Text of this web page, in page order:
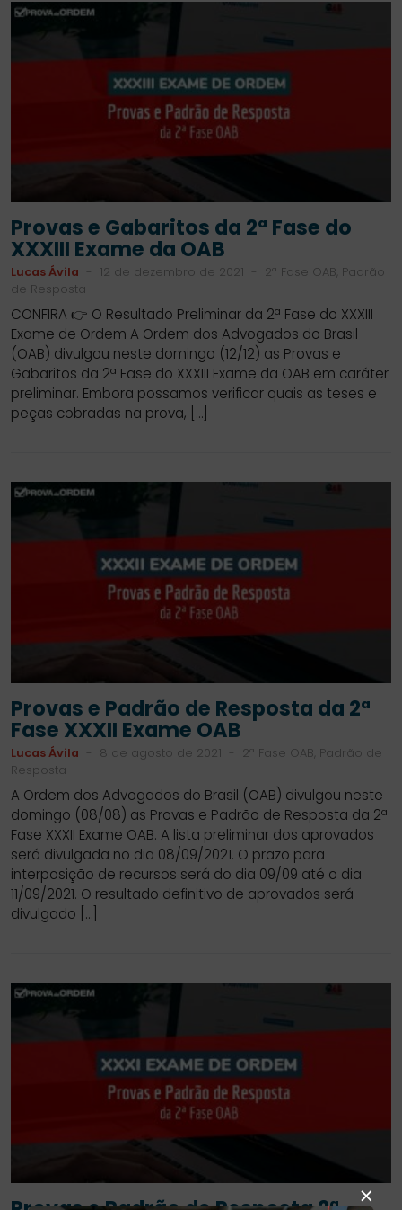
Provas e Gabaritos da 2ª Fase do
XXXIII Exame da OAB
Lucas Ávila 12 de dezembro de 2021
2ª Fase OAB, Padrão
de Resposta
CONFIRA 👉 O Resultado Preliminar da 2ª Fase do XXXIII
Exame de Ordem A Ordem dos Advogados do Brasil
(OAB) divulgou neste domingo (12/12) as Provas e
Gabaritos da 2ª Fase do XXXIII Exame da OAB em caráter
preliminar. Embora possamos verificar quais as teses e
peças cobradas na prova, […]
Provas e Padrão de Resposta da 2ª
Fase XXXII Exame OAB
Lucas Ávila 8 de agosto de 2021
2ª Fase OAB, Padrão de
Resposta
A Ordem dos Advogados do Brasil (OAB) divulgou neste
domingo (08/08) as Provas e Padrão de Resposta da 2ª
Fase XXXII Exame OAB. A lista preliminar dos aprovados
será divulgada no dia 08/09/2021. O prazo para
interposição de recursos será do dia 09/09 até o dia
11/09/2021. O resultado definitivo de aprovados será
divulgado […]
×